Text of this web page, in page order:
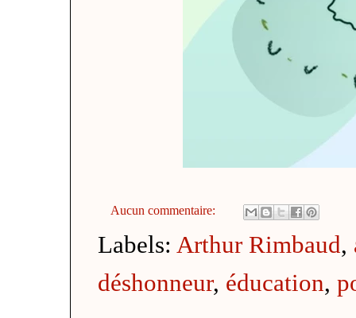
Aucun commentaire:
Labels: Arthur Rimbaud,
déshonneur, éducation,